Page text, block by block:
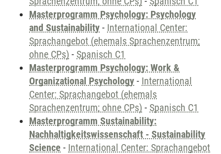
Masterprogramm Psychology: Psychology
and Sustainability - International Center:
Sprachangebot (ehemals Sprachenzentrum;
ohne CPs) - Spanisch C1
Masterprogramm Psychology: Work &
Organizational Psychology - International
Center: Sprachangebot (ehemals
Sprachenzentrum; ohne CPs) - Spanisch C1
Masterprogramm Sustainability:
Nachhaltigkeitswissenschaft - Sustainability
Science - International Center: Sprachangebot